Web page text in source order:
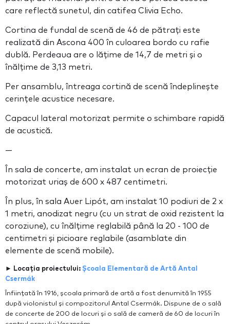
care reflectă sunetul, din catifea Clivia Echo.
Cortina de fundal de scenă de 46 de pătrați este
realizată din Ascona 400 în culoarea bordo cu rafie
dublă. Perdeaua are o lățime de 14,7 de metri și o
înălțime de 3,13 metri.
Per ansamblu, întreaga cortină de scenă îndeplinește
cerințele acustice necesare.
Capacul lateral motorizat permite o schimbare rapidă
de acustică.
—
În sala de concerte, am instalat un ecran de proiecție
motorizat uriaș de 600 x 487 centimetri.
În plus, în sala Auer Lipót, am instalat 10 podiuri de 2 x
1 metri, anodizat negru (cu un strat de oxid rezistent la
coroziune), cu înălțime reglabilă până la 20 - 100 de
centimetri și picioare reglabile (asamblate din
elemente de scenă mobile).
► Locația proiectului: Școala Elementară de Artă Antal
Csermák
Înființată în 1916, școala primară de artă a fost denumită în 1955
după violonistul și compozitorul Antal Csermák. Dispune de o sală
de concerte de 200 de locuri și o sală de cameră de 60 de locuri în